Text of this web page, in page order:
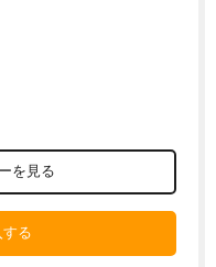
を見る
る